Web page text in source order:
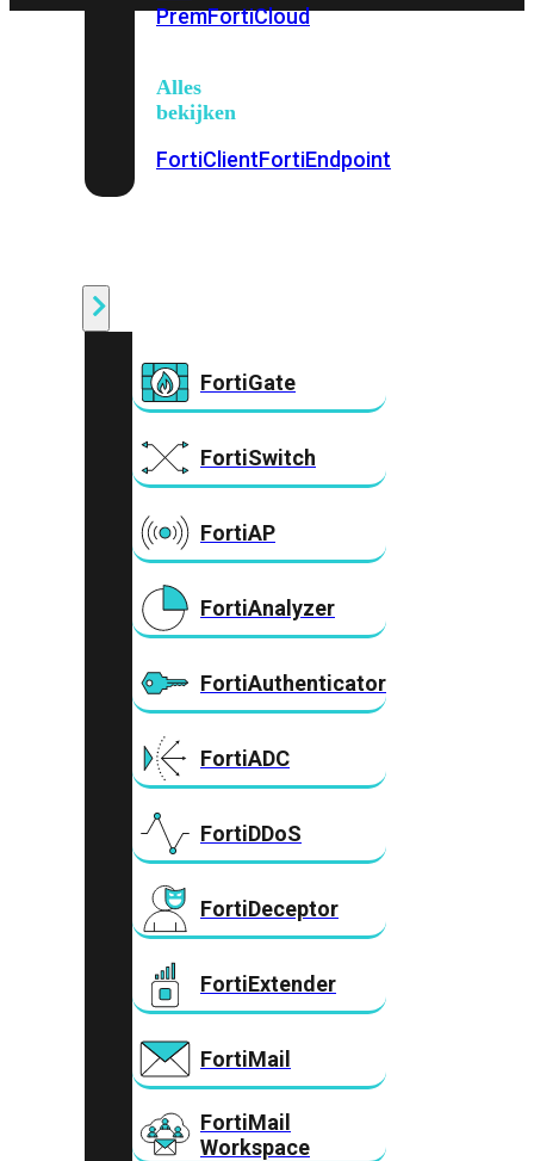
PremFortiCloud
Alles
bekijken
FortiClientFortiEndpoint
FortiGate
FortiSwitch
FortiAP
FortiAnalyzer
FortiAuthenticator
FortiADC
FortiDDoS
FortiDeceptor
FortiExtender
FortiMail
FortiMail
Workspace